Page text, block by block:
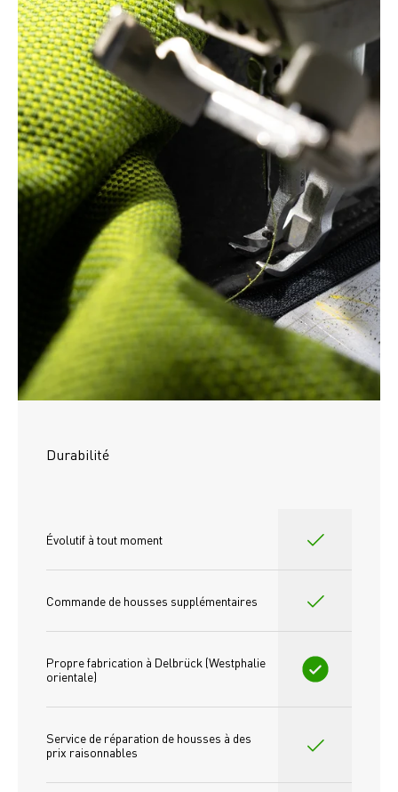
Durabilité
Évolutif à tout moment
Commande de housses supplémentaires
Propre fabrication à Delbrück (Westphalie
orientale)
Service de réparation de housses à des
prix raisonnables